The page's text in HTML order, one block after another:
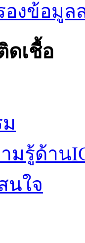
งข้อมูล
ดเชื้อ
มรู้ด้าน
นใจ